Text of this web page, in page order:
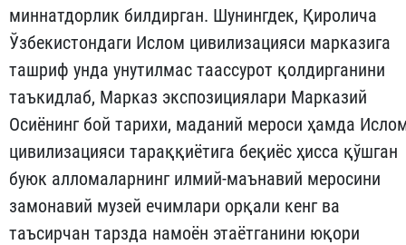
миннатдорлик билдирган. Шунингдек, Қиролича
Ўзбекистондаги Ислом цивилизацияси марказига
ташриф унда унутилмас таассурот қолдирганини
таъкидлаб, Марказ экспозициялари Марказий
Осиёнинг бой тарихи, маданий мероси ҳамда
цивилизацияси тараққиётига беқиёс ҳисса қўшган
буюк алломаларнинг илмий-маънавий меросини
замонавий музей ечимлари орқали кенг ва
таъсирчан тарзда намоён этаётганини юқори